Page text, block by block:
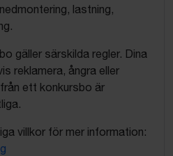
lastning,
gäller särskilda regler. Dina
reklamera, ångra eller
ett konkursbo är
villkor för mer information: